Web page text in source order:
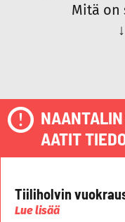
Mitä on
↓
AATIT
Tiiliholvin
Lue lisää